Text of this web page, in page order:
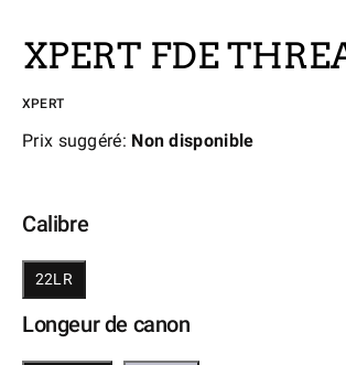
XPERT FDE
XPERT
Prix suggéré: Non disponible
Calibre
22LR
Longeur de canon